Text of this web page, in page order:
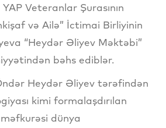
Veteranlar Şurasının
və Ailə” İctimai Birliyinin
“Heydər Əliyev Məktəbi”
bəhs ediblər.
Heydər Əliyev tərəfindən
kimi formalaşdırılan
dünya